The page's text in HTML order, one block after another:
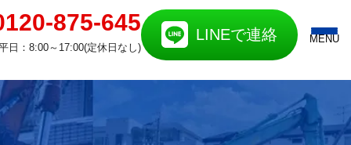
875-645
日：8:00～17:00(定休日なし)
LINEで連絡 MENU